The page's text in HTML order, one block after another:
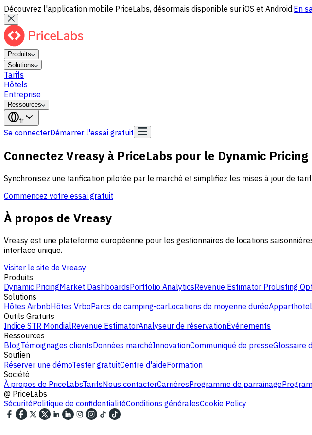
Découvrez l'application mobile PriceLabs, désormais disponible sur iOS et Android.En
Produits
Solutions
Tarifs
Hôtels
Entreprise
Ressources
fr
Se connecterDémarrer l'essai gratuit
Connectez Vreasy à PriceLabs pour le Dynamic Pricing
Synchronisez une tarification pilotée par le marché et simplifiez les mises à jour de
Commencez votre essai gratuit
À propos de Vreasy
Vreasy est une plateforme européenne pour les gestionnaires de locations
interface unique.
Visiter le site de Vreasy
Produits
Dynamic PricingMarket DashboardsPortfolio AnalyticsRevenue Estimator ProListing
Solutions
Hôtes AirbnbHôtes VrboParcs de camping-carLocations de moyenne durée
Outils Gratuits
Indice STR MondialRevenue EstimatorAnalyseur de réservationÉvénements
Ressources
BlogTémoignages clientsDonnées marchéInnovationCommuniqué de presseGlossaire
Soutien
Réserver une démoTester gratuitCentre d'aideFormation
Société
À propos de PriceLabsTarifsNous contacterCarrièresProgramme de parrainage
@ PriceLabs
SécuritéPolitique de confidentialitéConditions généralesCookie Policy